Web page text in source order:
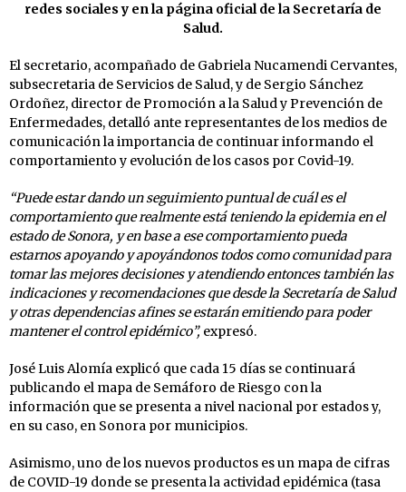
redes sociales y en la página oficial de la Secretaría de
Salud.
El secretario, acompañado de Gabriela Nucamendi Cervantes,
subsecretaria de Servicios de Salud, y de Sergio Sánchez
Ordoñez, director de Promoción a la Salud y Prevención de
Enfermedades, detalló ante representantes de los medios de
comunicación la importancia de continuar informando el
comportamiento y evolución de los casos por Covid-19.
“Puede estar dando un seguimiento puntual de cuál es el
comportamiento que realmente está teniendo la epidemia en el
estado de Sonora, y en base a ese comportamiento pueda
estarnos apoyando y apoyándonos todos como comunidad para
tomar las mejores decisiones y atendiendo entonces también las
indicaciones y recomendaciones que desde la Secretaría de Salud
y otras dependencias afines se estarán emitiendo para poder
mantener el control epidémico”, expresó.
José Luis Alomía explicó que cada 15 días se continuará
publicando el mapa de Semáforo de Riesgo con la
información que se presenta a nivel nacional por estados y,
en su caso, en Sonora por municipios.
Asimismo, uno de los nuevos productos es un mapa de cifras
de COVID-19 donde se presenta la actividad epidémica (tasa